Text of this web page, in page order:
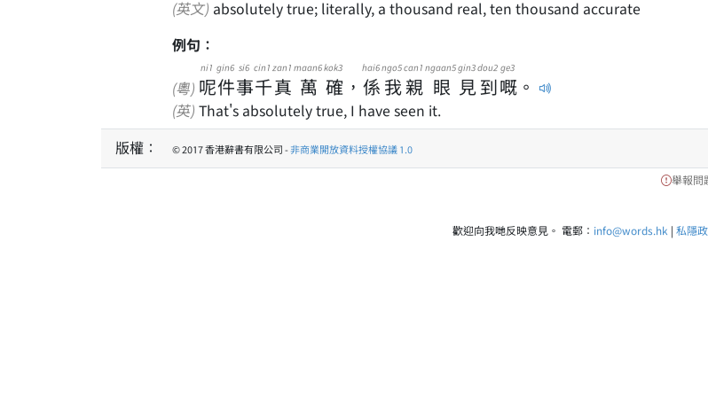
(英文) absolutely true; literally, a thousand real, ten thousand accurate
例句：
(粵) 呢
ni1
件
gin6
事
si6
千
cin1
真
zan1
萬
maan6
確
kok3
， 係
hai6
我
ngo5
親
can1
眼
ngaan5
見
gin3
到
dou2
嘅
ge3
。
(英) That's absolutely true, I have seen it.
版權：
© 2017 香港辭書有限公司 -非商業開放資料授權協議 1.0
舉報問
歡迎向我哋反映意見。 電郵： info@words.hk | 私隱